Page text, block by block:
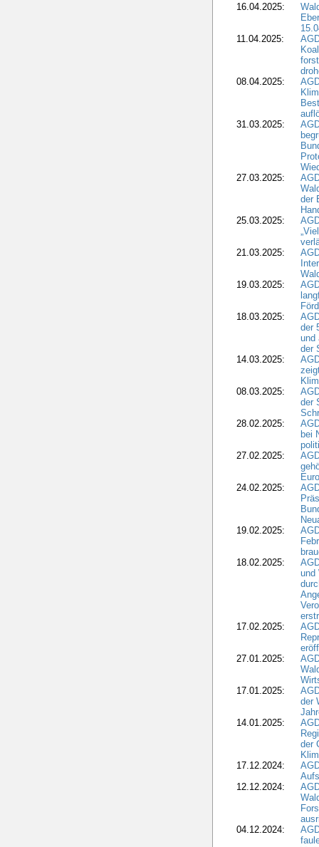
16.04.2025:
11.04.2025:
08.04.2025:
31.03.2025:
27.03.2025:
der
25.03.2025:
21.03.2025:
19.03.2025:
18.03.2025:
der
und
der
14.03.2025:
08.03.2025:
der
28.02.2025:
bei
27.02.2025:
24.02.2025:
19.02.2025:
18.02.2025:
und
17.02.2025:
27.01.2025:
17.01.2025:
der
14.01.2025:
der
17.12.2024:
12.12.2024:
04.12.2024: